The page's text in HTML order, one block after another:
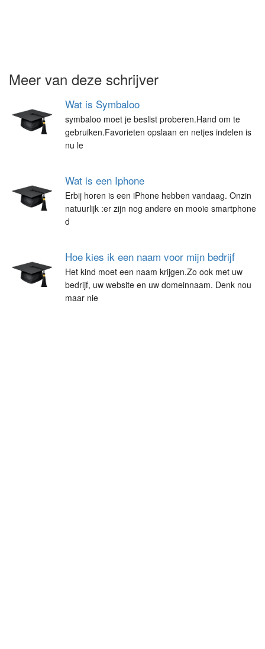
Meer van deze schrijver
Wat is Symbaloo
symbaloo moet je beslist proberen.Hand om te
gebruiken.Favorieten opslaan en netjes indelen is
nu le
Wat is een Iphone
Erbij horen is een iPhone hebben vandaag. Onzin
natuurlijk :er zijn nog andere en mooie smartphone
d
Hoe kies ik een naam voor mijn bedrijf
Het kind moet een naam krijgen.Zo ook met uw
bedrijf, uw website en uw domeinnaam. Denk nou
maar nie